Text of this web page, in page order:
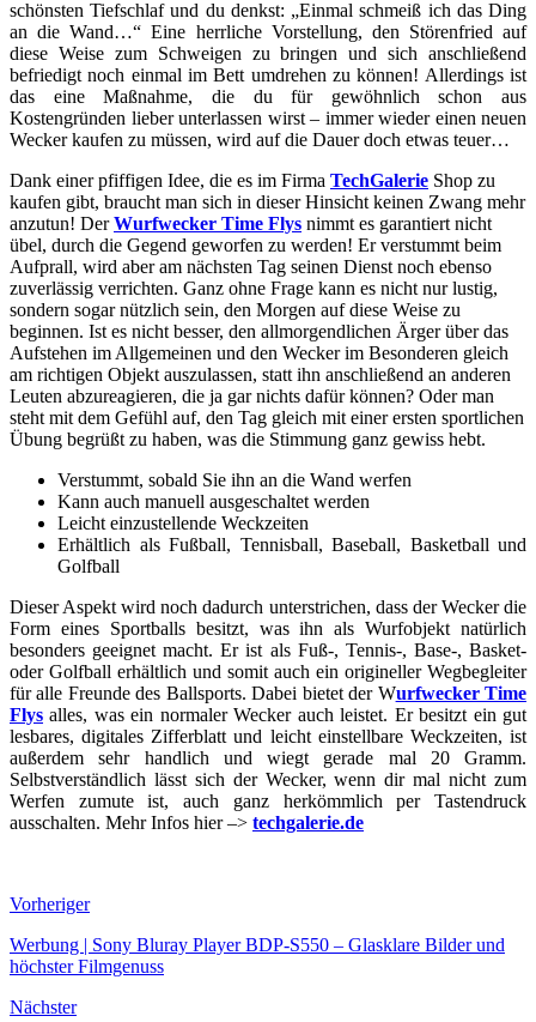
schönsten Tiefschlaf und du denkst: „Einmal schmeiß ich das Ding
an die Wand…“ Eine herrliche Vorstellung, den Störenfried auf
diese Weise zum Schweigen zu bringen und sich anschließend
befriedigt noch einmal im Bett umdrehen zu können! Allerdings ist
das eine Maßnahme, die du für gewöhnlich schon aus
Kostengründen lieber unterlassen wirst – immer wieder einen neuen
Wecker kaufen zu müssen, wird auf die Dauer doch etwas teuer…
Dank einer pfiffigen Idee, die es im Firma TechGalerie Shop zu
kaufen gibt, braucht man sich in dieser Hinsicht keinen Zwang mehr
anzutun! DerWurfwecker Time Flys nimmt es garantiert nicht
übel, durch die Gegend geworfen zu werden! Er verstummt beim
Aufprall, wird aber am nächsten Tag seinen Dienst noch ebenso
zuverlässig verrichten. Ganz ohne Frage kann es nicht nur lustig,
sondern sogar nützlich sein, den Morgen auf diese Weise zu
beginnen. Ist es nicht besser, den allmorgendlichen Ärger über das
Aufstehen im Allgemeinen und den Wecker im Besonderen gleich
am richtigen Objekt auszulassen, statt ihn anschließend an anderen
Leuten abzureagieren, die ja gar nichts dafür können? Oder man
steht mit dem Gefühl auf, den Tag gleich mit einer ersten sportlichen
Übung begrüßt zu haben, was die Stimmung ganz gewiss hebt.
Verstummt, sobald Sie ihn an die Wand werfen
Kann auch manuell ausgeschaltet werden
Leicht einzustellende Weckzeiten
Erhältlich als Fußball, Tennisball, Baseball, Basketball und
Golfball
Dieser Aspekt wird noch dadurch unterstrichen, dass der Wecker die
Form eines Sportballs besitzt, was ihn als Wurfobjekt natürlich
besonders geeignet macht. Er ist als Fuß-, Tennis-, Base-, Basket-
oder Golfball erhältlich und somit auch ein origineller Wegbegleiter
für alle Freunde des Ballsports. Dabei bietet der Wurfwecker Time
Flys alles, was ein normaler Wecker auch leistet. Er besitzt ein gut
lesbares, digitales Zifferblatt und leicht einstellbare Weckzeiten, ist
außerdem sehr handlich und wiegt gerade mal 20 Gramm.
Selbstverständlich lässt sich der Wecker, wenn dir mal nicht zum
Werfen zumute ist, auch ganz herkömmlich per Tastendruck
ausschalten. Mehr Infos hier –> techgalerie.de
Vorheriger
Werbung | Sony Bluray Player BDP-S550 – Glasklare Bilder und
höchster Filmgenuss
Nächster